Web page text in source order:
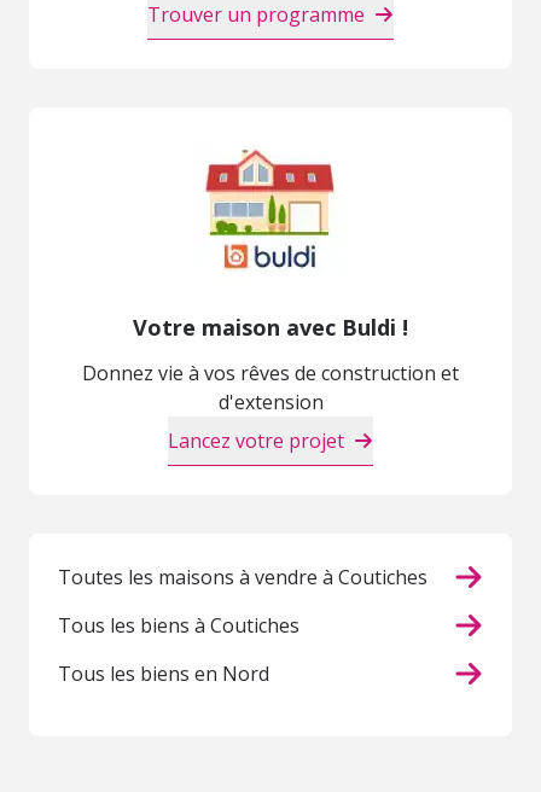
Trouver un programme
Votre maison avec Buldi !
Donnez vie à vos rêves de construction et
d'extension
Lancez votre projet
Toutes les maisons à vendre à Coutiches
Tous les biens à Coutiches
Tous les biens en Nord